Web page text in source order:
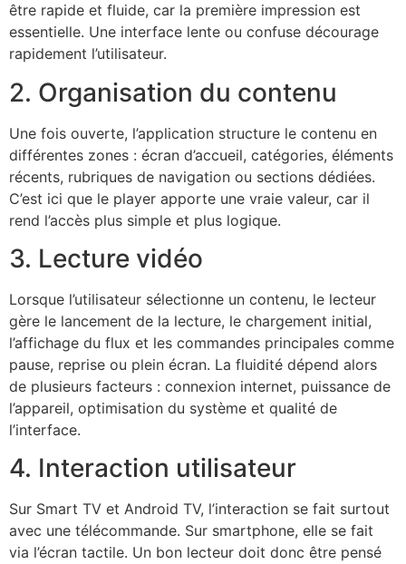
être rapide et fluide, car la première impression est
essentielle. Une interface lente ou confuse décourage
rapidement l’utilisateur.
2. Organisation du contenu
Une fois ouverte, l’application structure le contenu en
différentes zones : écran d’accueil, catégories, éléments
récents, rubriques de navigation ou sections dédiées.
C’est ici que le player apporte une vraie valeur, car il
rend l’accès plus simple et plus logique.
3. Lecture vidéo
Lorsque l’utilisateur sélectionne un contenu, le lecteur
gère le lancement de la lecture, le chargement initial,
l’affichage du flux et les commandes principales comme
pause, reprise ou plein écran. La fluidité dépend alors
de plusieurs facteurs : connexion internet, puissance de
l’appareil, optimisation du système et qualité de
l’interface.
4. Interaction utilisateur
Sur Smart TV et Android TV, l’interaction se fait surtout
avec une télécommande. Sur smartphone, elle se fait
via l’écran tactile. Un bon lecteur doit donc être pensé